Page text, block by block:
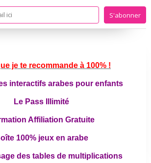
je te recommande à 100% !
interactifs arabes pour enfants
Le Pass Illimité
Affiliation Gratuite
100% jeux en arabe
des tables de multiplications